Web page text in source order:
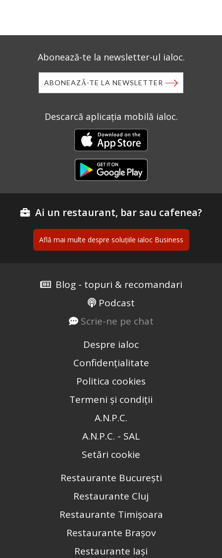
Abonează-te la newsletter-ul ialoc.
ABONEAZĂ-TE LA NEWSLETTER
Descarcă aplicația mobilă ialoc.
Ai un restaurant, bar sau cafenea?
Află mai multe despre soluțiile ialoc Business
Blog - topuri & recomandari
Podcast
Scrie-ne pe chat
Despre ialoc
Confidențialitate
Politica cookies
Termeni și condiții
A.N.P.C.
A.N.P.C. - SAL
Setări cookie
Restaurante București
Restaurante Cluj
Restaurante Timișoara
Restaurante Brașov
Restaurante Iași